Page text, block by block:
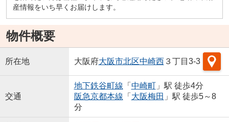
産情報をいち早くお届けします。
物件概要
所在地 大阪府大阪市北区中崎西３丁目3-3
交通
地下鉄谷町線 「 中崎町」駅 徒歩4分
阪急京都本線 「 大阪梅田 」駅 徒歩5～8
分